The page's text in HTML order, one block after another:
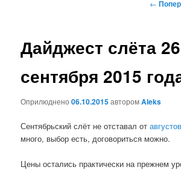
←
Дайджест слёта 26
сентября 2015
Оприлюднено06.10.2015авторомAleks
Сентябрьский слёт не отставал от
много, выбор есть, договориться можно.
Цены остались практически на прежнем